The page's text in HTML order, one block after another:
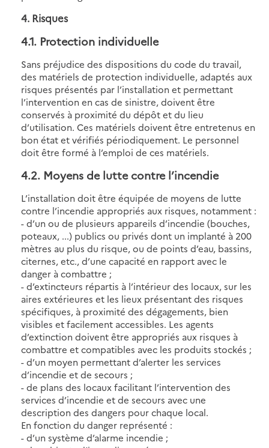
4. Risques
4.1. Protection individuelle
Sans préjudice des dispositions du code du travail,
des matériels de protection individuelle, adaptés aux
risques présentés par l’installation et permettant
l’intervention en cas de sinistre, doivent être
conservés à proximité du dépôt et du lieu
d’utilisation. Ces matériels doivent être entretenus en
bon état et vérifiés périodiquement. Le personnel
doit être formé à l’emploi de ces matériels.
4.2. Moyens de lutte contre l’incendie
L’installation doit être équipée de moyens de lutte
contre l’incendie appropriés aux risques, notamment :
- d’un ou de plusieurs appareils d’incendie (bouches,
poteaux, ...) publics ou privés dont un implanté à 200
mètres au plus du risque, ou de points d’eau, bassins,
citernes, etc., d’une capacité en rapport avec le
danger à combattre ;
- d’extincteurs répartis à l’intérieur des locaux, sur les
aires extérieures et les lieux présentant des risques
spécifiques, à proximité des dégagements, bien
visibles et facilement accessibles. Les agents
d’extinction doivent être appropriés aux risques à
combattre et compatibles avec les produits stockés ;
- d’un moyen permettant d’alerter les services
d’incendie et de secours ;
- de plans des locaux facilitant l’intervention des
services d’incendie et de secours avec une
description des dangers pour chaque local.
En fonction du danger représenté :
- d’un système d’alarme incendie ;